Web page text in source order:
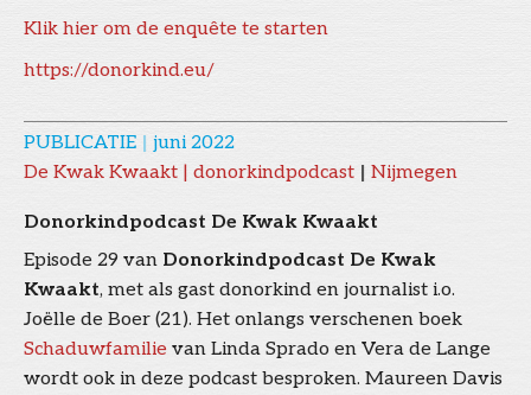
Klik hier om de enquête te starten
https://donorkind.eu/
PUBLICATIE | juni 2022
De Kwak Kwaakt | donorkindpodcast | Nijmegen
Donorkindpodcast De Kwak Kwaakt
Episode 29 van Donorkindpodcast De Kwak
Kwaakt, met als gast donorkind en journalist i.o.
Joëlle de Boer (21). Het onlangs verschenen boek
Schaduwfamilie van Linda Sprado en Vera de Lange
wordt ook in deze podcast besproken. Maureen Davis